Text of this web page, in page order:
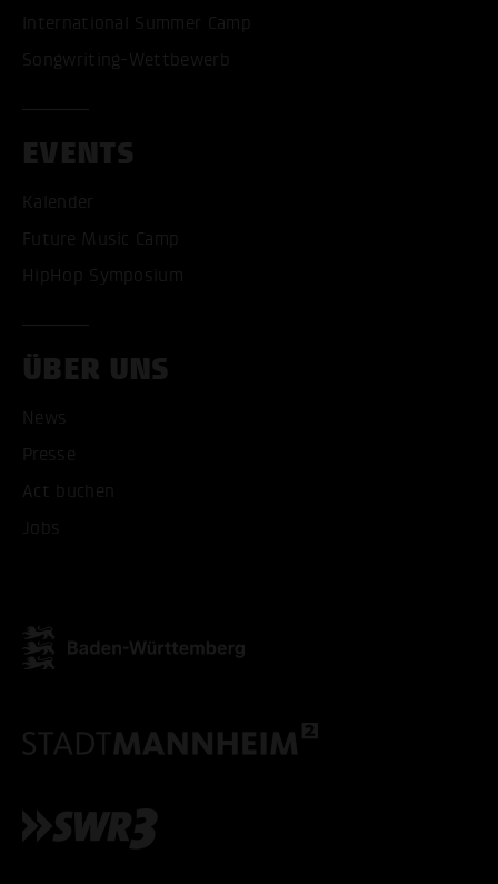
International Summer Camp
Songwriting-Wettbewerb
EVENTS
Kalender
Future Music Camp
HipHop Symposium
ÜBER UNS
News
Presse
Act buchen
Jobs